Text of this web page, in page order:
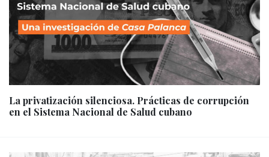
La privatización silenciosa. Prácticas de corrupción
en el Sistema Nacional de Salud cubano